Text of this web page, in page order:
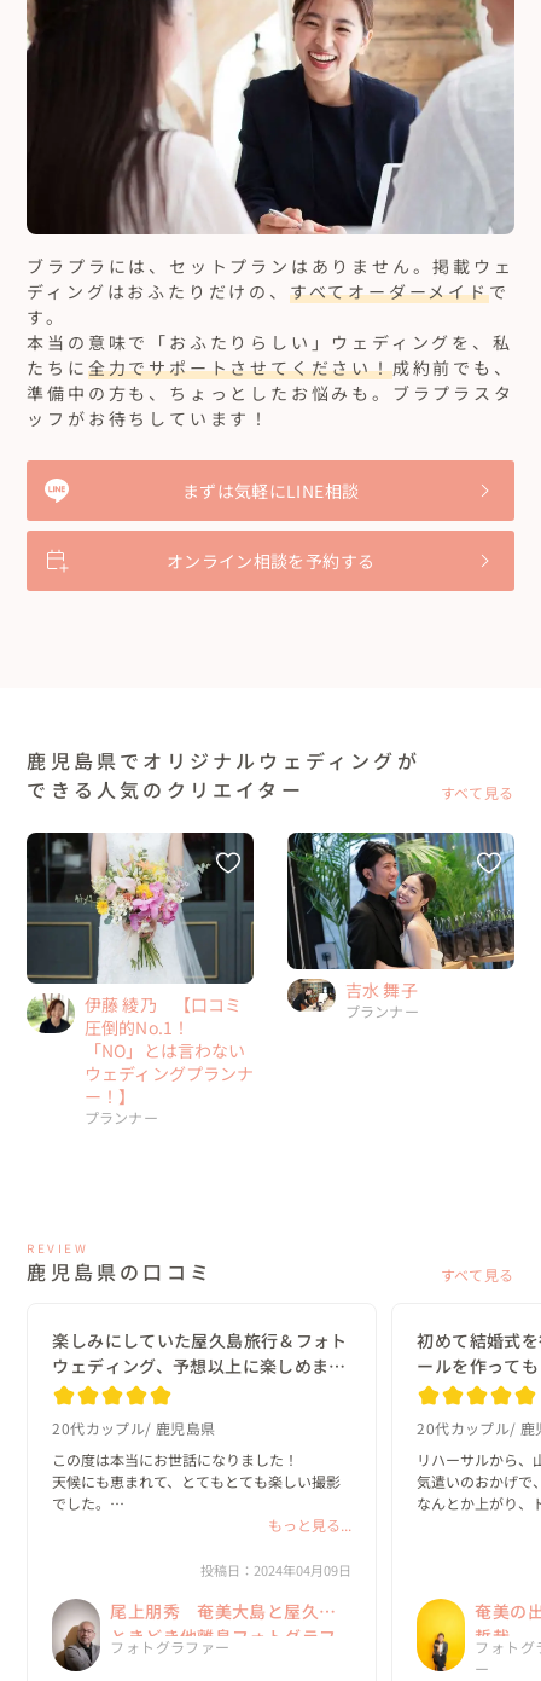
ブラプラには、セットプランはありません。掲載ウェ
ディングはおふたりだけの、 すべてオーダーメイドで
す。
本当の意味で「おふたりらしい」ウェディングを、私
たちに 全力でサポートさせてください！成約前でも、
準備中の方も、ちょっとしたお悩みも。ブラプラスタ
ッフがお待ちしています！
まずは気軽にLINE相談
オンライン相談を予約する
鹿児島県でオリジナルウェディングが
できる人気のクリエイター
すべて見る
伊藤 綾乃 【口コミ
圧倒的No.1！
「NO」とは言わない
ウェディングプランナ
ー！】
プランナー
吉水 舞子
プランナー
REVIEW
鹿児島県の口コミ すべて見る
楽しみにしていた屋久島旅行＆フォト
ウェディング、予想以上に楽しめまし
た。
20代カップル 鹿児島県
この度は本当にお世話になりました！
天候にも恵まれて、とてもとても楽しい撮影
でした。
また、風の強いロケ地も無理言って撮影して
美容師さんにもお伝えください。とても可愛
ドレスコーデ...
もっと見る...
投稿日：2024年04月09日
尾上朋秀 奄美大島と屋久島
ときどき他離島フォトグラフ
ァー
フォトグラファー
初めて結婚式
ールを作って
20代カップル 鹿
リハーサルから、
気遣いのおかげで
なんとか上がり、
山下さんにやって
奄美の
哲哉
フォトグ
ー